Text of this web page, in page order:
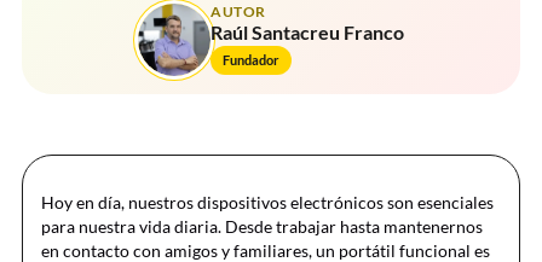
AUTOR
Raúl Santacreu Franco
Fundador
Hoy en día, nuestros dispositivos electrónicos son esenciales
para nuestra vida diaria. Desde trabajar hasta mantenernos
en contacto con amigos y familiares, un portátil funcional es